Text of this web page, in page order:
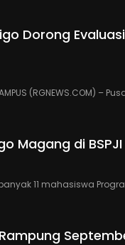
Dorong
(RGNEWS.COM) –
Magang di
11 mahasiswa